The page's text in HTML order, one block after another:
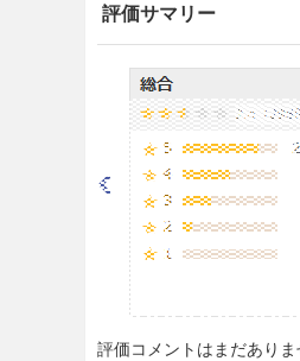
あ
後
8.2
を行
慎重
9.4
妊
す
評価サマリー
評価コメントはまだありま